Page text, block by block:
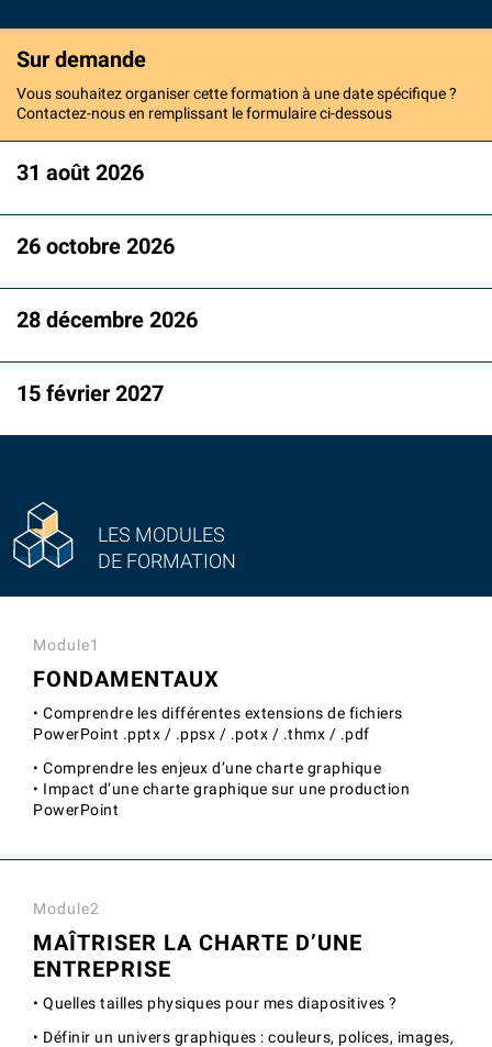
LES MODULES
DE FORMATION
Module1
FONDAMENTAUX
• Comprendre les différentes extensions de fichiers
PowerPoint .pptx / .ppsx / .potx / .thmx / .pdf
• Comprendre les enjeux d’une charte graphique
• Impact d’une charte graphique sur une production
PowerPoint
Module2
MAÎTRISER LA CHARTE D’UNE
ENTREPRISE
• Quelles tailles physiques pour mes diapositives ?
• Définir un univers graphiques : couleurs, polices, images,
Sur demande
Vous souhaitez organiser cette formation à une date spécifique ?
Contactez-nous en remplissant le formulaire ci-dessous
31 août 2026
26 octobre 2026
28 décembre 2026
15 février 2027